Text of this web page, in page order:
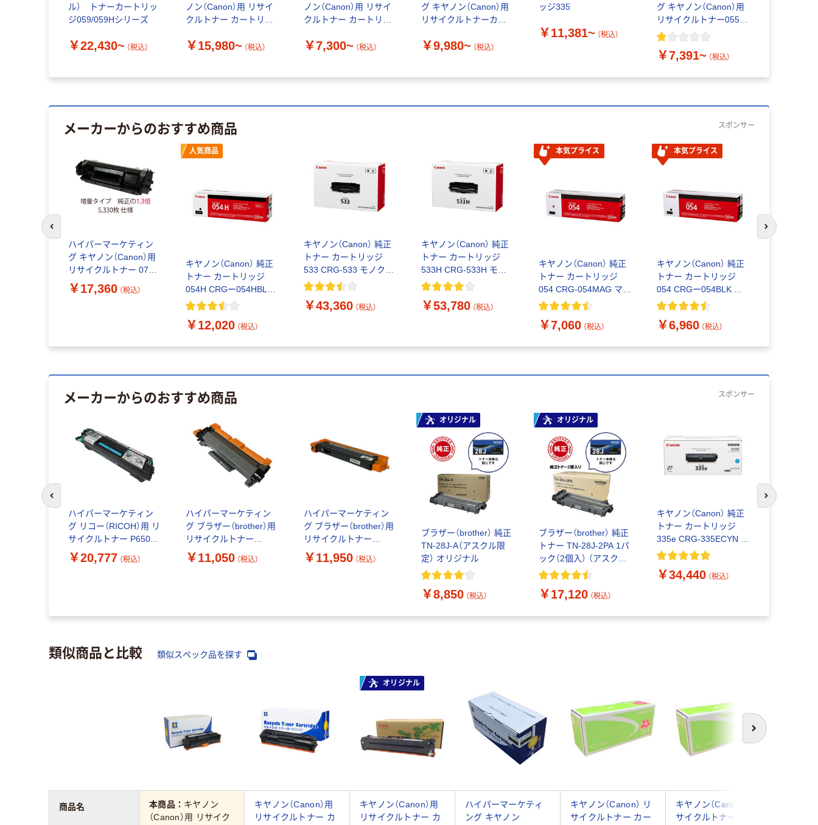
ル） トナーカートリッ
ジ059/059Hシリーズ
￥22,430~ （税込）
ノン（Canon）用 リサイ
クルトナー カートリッ
￥15,980~ （税込）
ノン（Canon）用 リサイ
クルトナー カートリッ
￥7,300~ （税込）
グ キヤノン（Canon）用
リサイクルトナーカー
リッジ069
￥9,980~ （税込）
ッジ335
￥11,381~ （税込）
グ キヤノン（Canon）用
リサイクルトナー055シ
リーズ
￥7,391~ （税込）
メーカーからのおすすめ商品 スポンサー
ハイパーマーケティン
グ キヤノン（Canon）用
リサイクルトナー 072H
タイプ モノクロ 大容量
増量 1個（直送品）
￥17,360 （税込）
人気商品
キヤノン（Canon） 純正
トナー カートリッジ
054H CRGー054HBLK
ブラック 大容量
￥12,020 （税込）
キヤノン（Canon） 純正
トナー カートリッジ
533 CRG-533 モノクロ
8026B002 1個
￥43,360 （税込）
キヤノン（Canon） 純正
トナー カートリッジ
533H CRG-533H モノ
クロ 大容量 8027B002
￥53,780 （税込）
本気プライス
キヤノン（Canon） 純正
トナー カートリッジ
054 CRG-054MAG マゼ
ンタ 3022C003 1個
￥7,060 （税込）
本気プライス
キヤノン（Canon） 純正
トナー カートリッジ
054 CRGー054BLK ブ
ラック 3024C003 1個
￥6,960 （税込）
次のスライド
メーカーからのおすすめ商品 スポンサー
ハイパーマーケティン
グ リコー（RICOH）用 リ
サイクルトナー P6500H
タイプ モノクロ 大容量
1個（直送品）
￥20,777 （税込）
ハイパーマーケティン
グ ブラザー（brother）用
リサイクルトナー
TN32JXXLタイプ モノ
クロ 超大容量 1個（直送
￥11,050 （税込）
ハイパーマーケティン
グ ブラザー（brother）用
リサイクルトナー
TN299XXLBKタイプ ブ
ラック 超大容量 1個（直
￥11,950 （税込）
オリジナル
ブラザー（brother） 純正
TN-28J-A（アスクル限
定） オリジナル
￥8,850 （税込）
オリジナル
ブラザー（brother） 純正
トナー TN-28J-2PA 1パ
ック（2個入） （アスクル
限定） オリジナル
￥17,120 （税込）
キヤノン（Canon） 純正
トナー カートリッジ
335e CRG-335ECYN シ
アン 0464C001 1個
￥34,440 （税込）
次のスライド
類似商品と比較 類似スペック品を探す
次へ
オリジナル
本商品： キヤノン
（Canon）用 リサイク
キヤノン（Canon）用
リサイクルトナー カ
キヤノン（Canon）用
リサイクルトナー カ
ハイパーマーケティ
ング キヤノン
キヤノン（Canon） リ
サイクルトナー カー
キヤノン（Canon） リ
サイクルトナー カー
商品名